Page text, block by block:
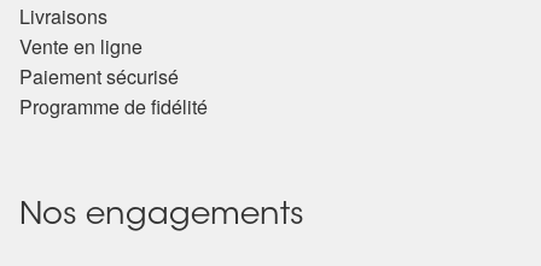
Livraisons
Vente en ligne
Paiement sécurisé
Programme de fidélité
Nos engagements